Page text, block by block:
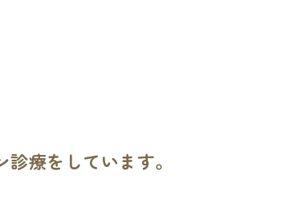
療をしています。